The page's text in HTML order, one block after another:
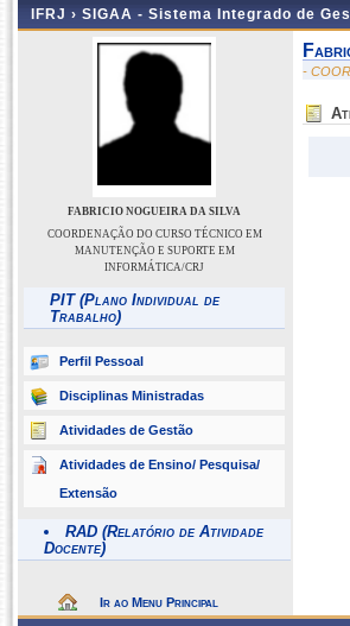
IFRJ › SIGAA - Sistema Integrado de
FABRICIO NOGUEIRA DA SILVA
COORDENAÇÃO DO CURSO TÉCNICO EM
MANUTENÇÃO E SUPORTE EM
INFORMÁTICA/CRJ
PIT (Plano Individual de
Trabalho)
Perfil Pessoal
Disciplinas Ministradas
Atividades de Gestão
Atividades de Ensino/ Pesquisa/
Extensão
RAD (Relatório de Atividade
Docente)
Ir ao Menu Principal
-